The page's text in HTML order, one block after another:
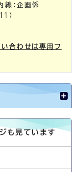
：企画係
）
合わせは専用フ
も見ています